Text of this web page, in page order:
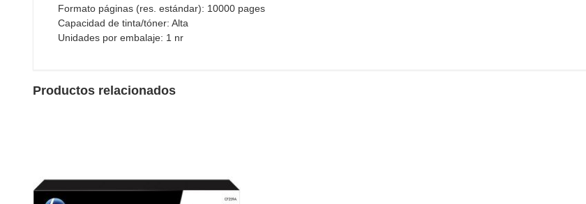
Formato páginas (res. estándar): 10000 pages
Capacidad de tinta/tóner: Alta
Unidades por embalaje: 1 nr
Productos relacionados